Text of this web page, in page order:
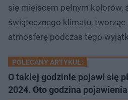
się miejscem pełnym kolorów,
świątecznego klimatu, tworząc
atmosferę podczas tego
POLECANY ARTYKUŁ:
O takiej godzinie pojawi się
2024. Oto godzina